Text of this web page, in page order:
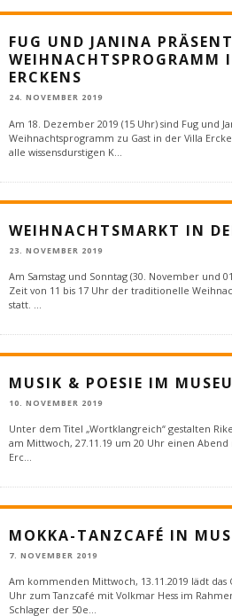
FUG UND JANINA
WEIHNACHTSPROGRAMM
ERCKENS
24. NOVEMBER 2019
Am 18. Dezember 2019 (15 Uhr) sind Fug und
Weihnachtsprogramm zu Gast in der Villa
alle wissensdurstigen K
WEIHNACHTSMARKT IN
23. NOVEMBER 2019
Am Samstag und Sonntag (30. November und
Zeit von 11 bis 17 Uhr der traditionelle
statt.
MUSIK & POESIE IM
10. NOVEMBER 2019
Unter dem Titel „Wortklangreich“ gestalten
am Mittwoch, 27.11.19 um 20 Uhr einen
Erc
MOKKA-TANZCAFÉ IN
7. NOVEMBER 2019
Am kommenden Mittwoch, 13.11.2019 lädt
Uhr zum Tanzcafé mit Volkmar Hess im
Schlager der 50e